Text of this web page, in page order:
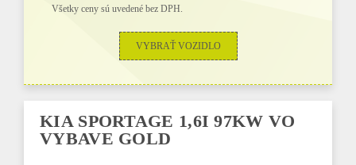
Všetky ceny sú uvedené bez DPH.
VYBRAŤ VOZIDLO
KIA SPORTAGE 1,6I 97KW VO
VYBAVE GOLD